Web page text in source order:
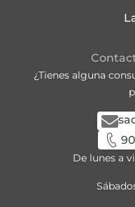
¿Tienes alguna
De lunes a